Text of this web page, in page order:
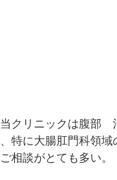
当クリニックは腹部
、特に大腸肛門科領域
ご相談がとても多い。